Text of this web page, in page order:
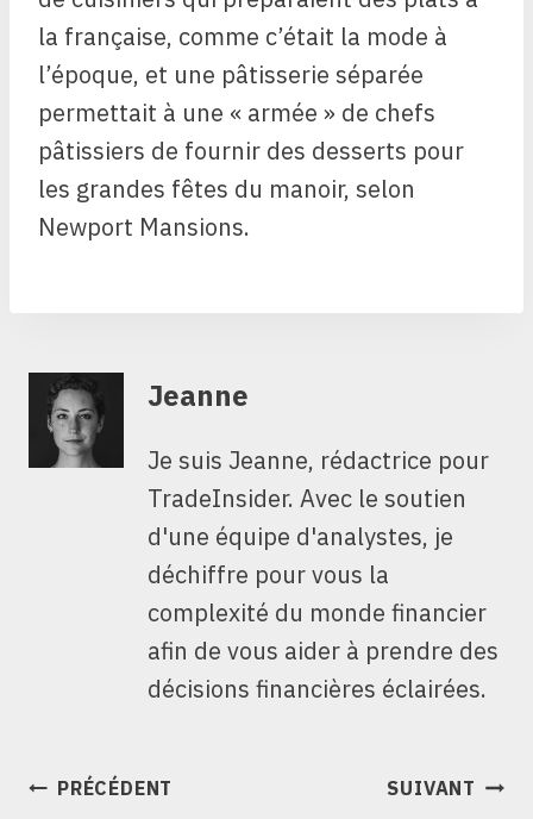
la française, comme c’était la mode à
l’époque, et une pâtisserie séparée
permettait à une « armée » de chefs
pâtissiers de fournir des desserts pour
les grandes fêtes du manoir, selon
Newport Mansions.
Jeanne
Je suis Jeanne, rédactrice pour
TradeInsider. Avec le soutien
d'une équipe d'analystes, je
déchiffre pour vous la
complexité du monde financier
afin de vous aider à prendre des
décisions financières éclairées.
NAVIGATION
PRÉCÉDENT SUIVANT